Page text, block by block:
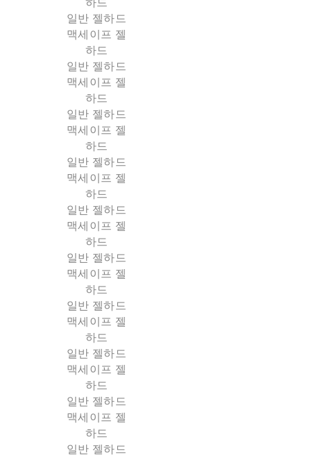
일반 젤하드
맥세이프 젤
하드
일반 젤하드
맥세이프 젤
하드
일반 젤하드
맥세이프 젤
하드
일반 젤하드
맥세이프 젤
하드
일반 젤하드
맥세이프 젤
하드
일반 젤하드
맥세이프 젤
하드
일반 젤하드
맥세이프 젤
하드
일반 젤하드
맥세이프 젤
하드
일반 젤하드
맥세이프 젤
하드
일반 젤하드